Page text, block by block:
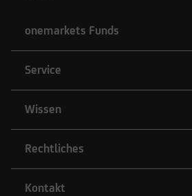
onemarkets Funds
Service
Wissen
Rechtliches
Kontakt